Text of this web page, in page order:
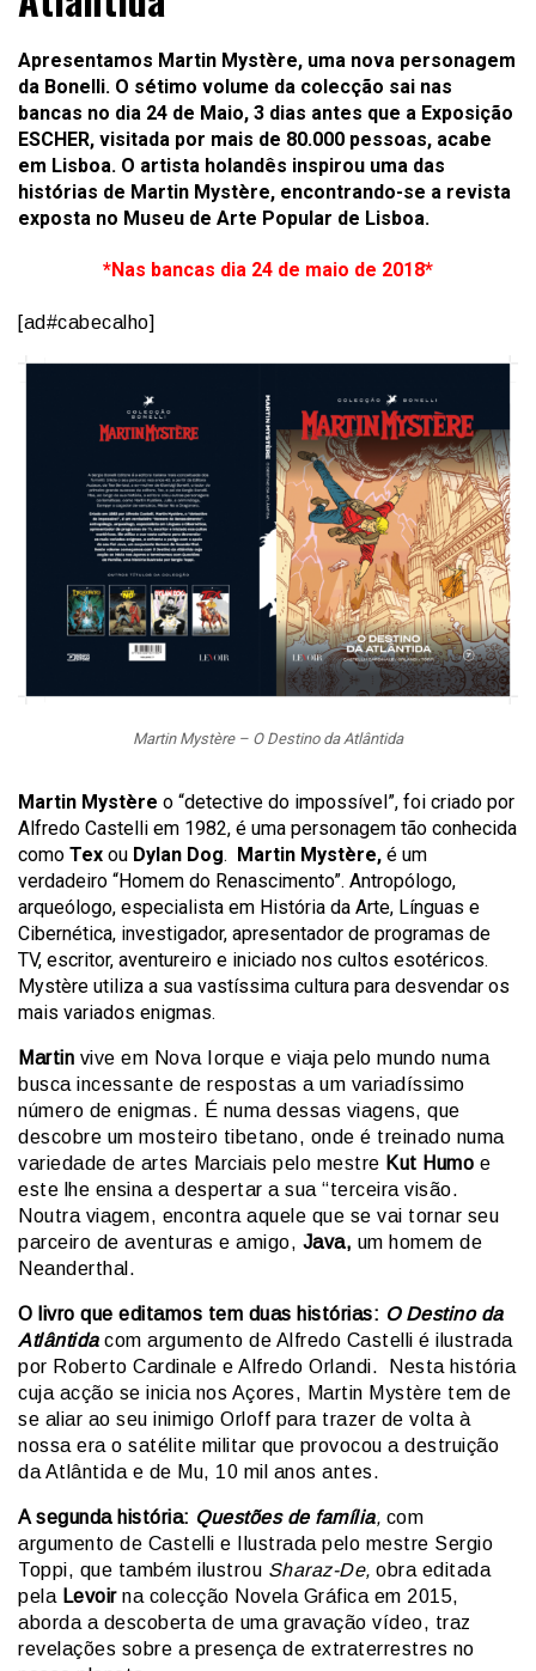
Apresentamos Martin Mystère, uma nova personagem
da Bonelli. O sétimo volume da colecção sai nas
bancas no dia 24 de Maio, 3 dias antes que a Exposição
ESCHER, visitada por mais de 80.000 pessoas, acabe
em Lisboa. O artista holandês inspirou uma das
histórias de Martin Mystère, encontrando-se a revista
exposta no Museu de Arte Popular de Lisboa.
*Nas bancas dia 24 de maio de 2018*
[ad#cabecalho]
Martin Mystère – O Destino da Atlântida
Martin Mystère o “detective do impossível”, foi criado por
Alfredo Castelli em 1982, é uma personagem tão conhecida
como Tex ou Dylan Dog. Martin Mystère, é um
verdadeiro “Homem do Renascimento”. Antropólogo,
arqueólogo, especialista em História da Arte, Línguas e
Cibernética, investigador, apresentador de programas de
TV, escritor, aventureiro e iniciado nos cultos esotéricos.
Mystère utiliza a sua vastíssima cultura para desvendar os
mais variados enigmas.
Martin vive em Nova Iorque e viaja pelo mundo numa
busca incessante de respostas a um variadíssimo
número de enigmas. É numa dessas viagens, que
descobre um mosteiro tibetano, onde é treinado numa
variedade de artes Marciais pelo mestre Kut Humo e
este lhe ensina a despertar a sua “terceira visão.
Noutra viagem, encontra aquele que se vai tornar seu
parceiro de aventuras e amigo, Java, um homem de
Neanderthal.
O livro que editamos tem duas histórias: O Destino da
Atlântidacom argumento de Alfredo Castelli é ilustrada
por Roberto Cardinale e Alfredo Orlandi. Nesta história
cuja acção se inicia nos Açores, Martin Mystère tem de
se aliar ao seu inimigo Orloff para trazer de volta à
nossa era o satélite militar que provocou a destruição
da Atlântida e de Mu, 10 mil anos antes.
A segunda história: Questões de família, com
argumento de Castelli e Ilustrada pelo mestre Sergio
Toppi, que também ilustrou Sharaz-De, obra editada
pela Levoirna colecção Novela Gráfica em 2015,
aborda a descoberta de uma gravação vídeo, traz
revelações sobre a presença de extraterrestres no